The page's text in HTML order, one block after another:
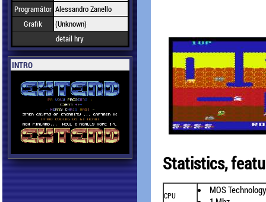
Programátor Alessandro Zanello
Grafik
(Unknown)
detail hry
INTRO
Statistics,
CPU
MOS